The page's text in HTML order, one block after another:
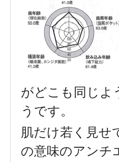
がどこも同じよ
うです。
肌だけ若く見せ
の意味のアンチ